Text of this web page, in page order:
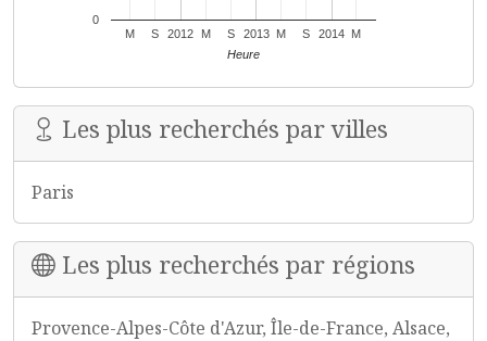
2012 2013 2014
M S M S M S M
0
Heure
Les plus recherchés par villes
Paris
Les plus recherchés par régions
Provence-Alpes-Côte d'Azur, Île-de-France, Alsace,